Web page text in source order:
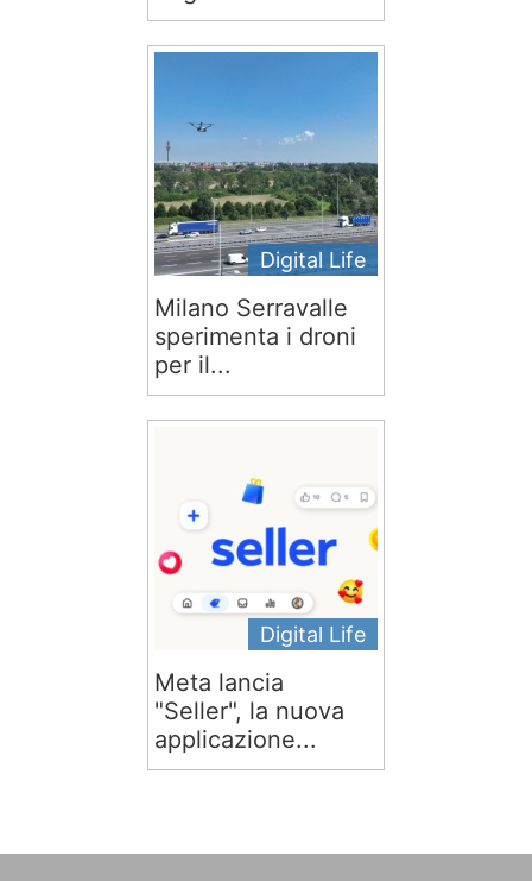
Digital Life
Milano Serravalle
sperimenta i droni
per il...
Digital Life
Meta lancia
"Seller", la nuova
applicazione...